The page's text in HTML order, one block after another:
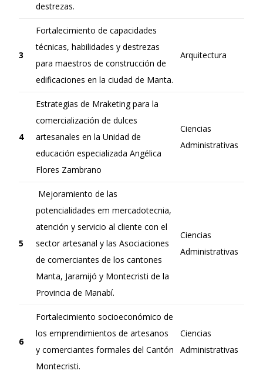
destrezas.
3
Fortalecimiento de capacidades
técnicas, habilidades y destrezas
para maestros de construcción de
edificaciones en la ciudad de Manta.
Arquitectura
4
Estrategias de Mraketing para la
comercialización de dulces
artesanales en la Unidad de
educación especializada Angélica
Flores Zambrano
Ciencias
Administrativas
5
Mejoramiento de las
potencialidades em mercadotecnia,
atención y servicio al cliente con el
sector artesanal y las Asociaciones
de comerciantes de los cantones
Manta, Jaramijó y Montecristi de la
Provincia de Manabí.
Ciencias
Administrativas
6
Fortalecimiento socioeconómico de
los emprendimientos de artesanos
y comerciantes formales del Cantón
Montecristi.
Ciencias
Administrativas